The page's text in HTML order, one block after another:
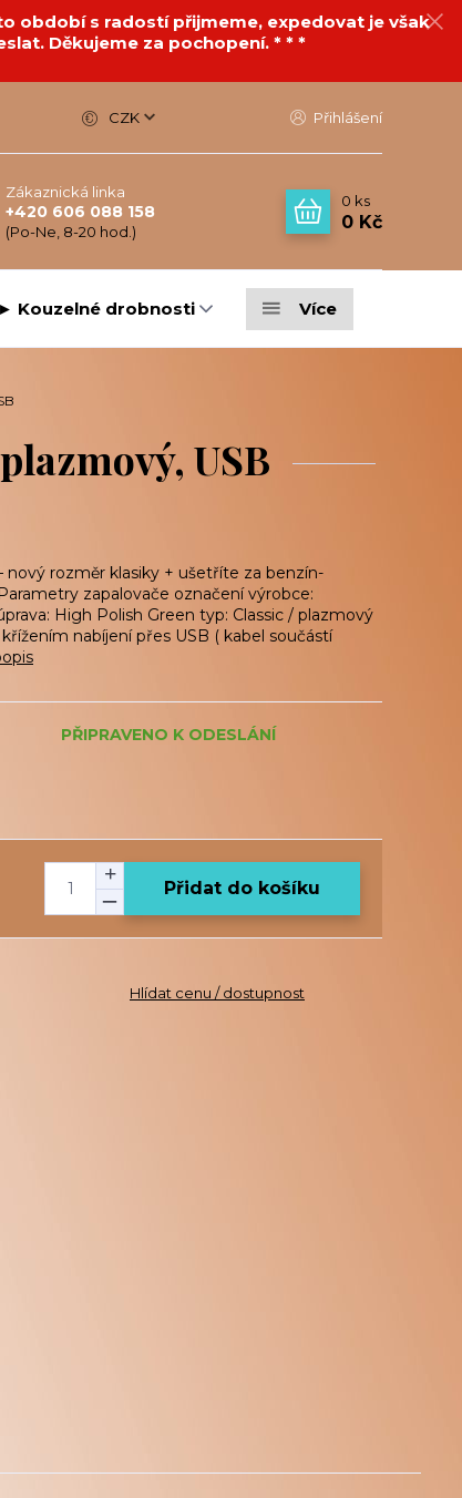
období s radostí přijmeme, expedovat je však
Děkujeme za pochopení. * * *
CZK Přihlášení
Zákaznická linka
+420 606 088 158
(Po-Ne, 8-20 hod.)
0 ks
0 Kč
► Kouzelné drobnosti Více
USB
nový rozměr klasiky + ušetříte za benzín-
zapalovače označení výrobce:
High Polish Green typ: Classic / plazmový
nabíjení přes USB ( kabel součástí
PŘIPRAVENO K ODESLÁNÍ
Přidat do košíku
Hlídat cenu / dostupnost